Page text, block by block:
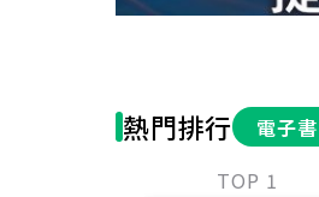
熱門排行
電子書
TOP 1